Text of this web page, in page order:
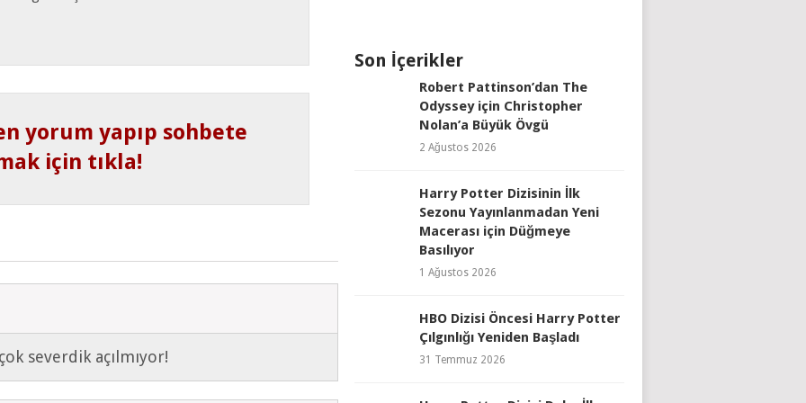
yorum yapıp sohbete
için tıkla!
severdik açılmıyor!
Son İçerikler
Robert Pattinson’dan The
Odyssey için Christopher
Nolan’a Büyük Övgü
2 Ağustos 2026
Harry Potter Dizisinin İlk
Sezonu Yayınlanmadan Yeni
Macerası için Düğmeye
Basılıyor
1 Ağustos 2026
HBO Dizisi Öncesi Harry Potter
Çılgınlığı Yeniden Başladı
31 Temmuz 2026